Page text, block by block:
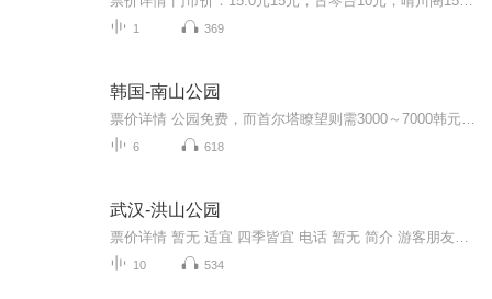
1 369
韩国-南山公园
6 618
武汉-洪山公园
10 534